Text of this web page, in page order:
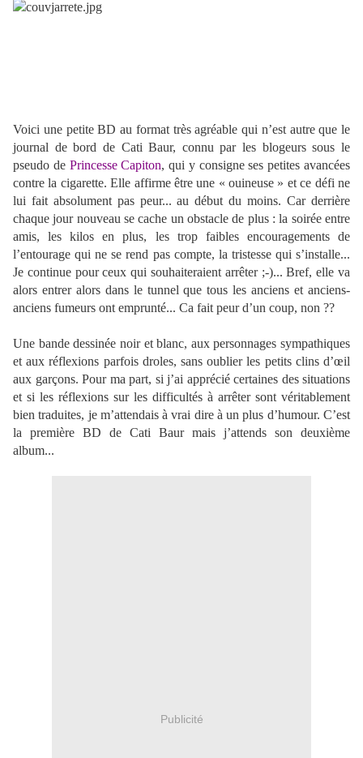
Voici une petite BD au format très agréable qui n’est autre que le
journal de bord de Cati Baur, connu par les blogeurs sous le
pseudo de Princesse Capiton, qui y consigne ses petites avancées
contre la cigarette. Elle affirme être une « ouineuse » et ce défi ne
lui fait absolument pas peur... au début du moins. Car derrière
chaque jour nouveau se cache un obstacle de plus : la soirée entre
amis, les kilos en plus, les trop faibles encouragements de
l’entourage qui ne se rend pas compte, la tristesse qui s’installe...
Je continue pour ceux qui souhaiteraient arrêter ;-)... Bref, elle va
alors entrer alors dans le tunnel que tous les anciens et anciens-
anciens fumeurs ont emprunté... Ca fait peur d’un coup, non ??
Une bande dessinée noir et blanc, aux personnages sympathiques
et aux réflexions parfois droles, sans oublier les petits clins d’œil
aux garçons. Pour ma part, si j’ai apprécié certaines des situations
et si les réflexions sur les difficultés à arrêter sont véritablement
bien traduites, je m’attendais à vrai dire à un plus d’humour. C’est
la première BD de Cati Baur mais j’attends son deuxième
album...
Publicité